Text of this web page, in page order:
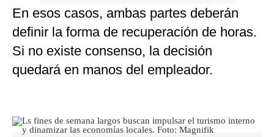
En esos casos, ambas partes deberán
definir la forma de recuperación de horas.
Si no existe consenso, la decisión
quedará en manos del empleador.